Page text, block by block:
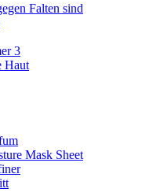
Falten sind
3
Haut
Mask Sheet